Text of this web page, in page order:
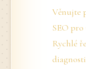
Věnujte
SEO
Rychlé